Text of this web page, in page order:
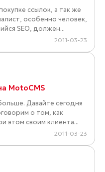
ссылок, а так же
особенно человек,
SEO, должен...
2011-03-23
MotoCMS
Давайте сегодня
о том, как
этом своим клиента...
2011-03-23